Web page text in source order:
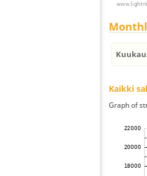
Kaikki
Graph of